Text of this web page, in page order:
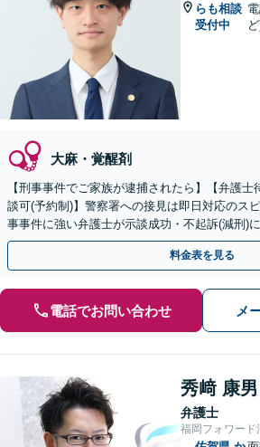
らも相談
受付中
大麻・覚醒剤
【刑事事件でご家族が逮捕されたら】【弁護
談可(予約制)】警察署への接見は即日対応のス
事事件に強い弁護士が示談成功・不起訴(減刑)
トします。【加害者側の相談専門】
料金表を見る
電話でお問い合わせ メ
秀﨑 康男
弁護士
福岡フォワード